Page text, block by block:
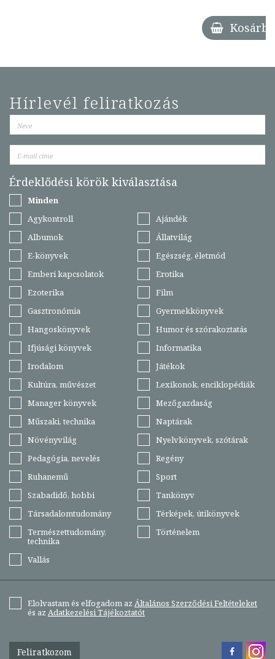
Kosárba
Hírlevél feliratkozás
Érdeklődési körök kiválasztása
Minden
Agykontroll
Ajándék
Albumok
Állatvilág
E-könyvek
Egészség, életmód
Emberi kapcsolatok
Erotika
Ezoterika
Film
Gasztronómia
Gyermekkönyvek
Hangoskönyvek
Humor és szórakoztatás
Ifjúsági könyvek
Informatika
Irodalom
Játékok
Kultúra, művészet
Lexikonok, enciklopédiák
Manager könyvek
Mezőgazdaság
Műszaki, technika
Naptárak
Növényvilág
Nyelvkönyvek, szótárak
Pedagógia, nevelés
Regény
Ruhanemű
Sport
Szabadidő, hobbi
Tankönyv
Társadalomtudomány
Térképek, útikönyvek
Természettudomány,
technika
Történelem
Vallás
Elolvastam és elfogadom az Általános Szerződési Feltételeket
és az Adatkezelési Tájékoztatót
Feliratkozom